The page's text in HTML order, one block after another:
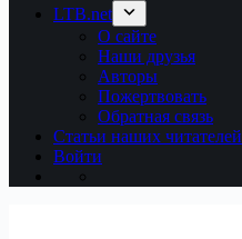
LTB.net
О сайте
Наши друзья
Авторы
Пожертвовать
Обратная связь
Статьи наших читателей
Войти